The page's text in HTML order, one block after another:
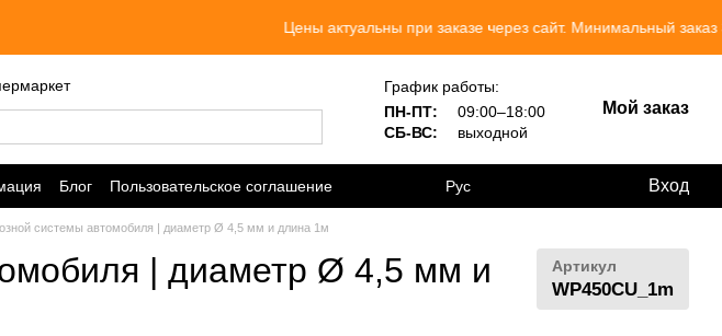
Цены актуальны при заказе через сайт. Минимальный заказ 300
График работы:
ПН-ПТ:
09:00–18:00
СБ-ВС:
выходной
Мой заказ
Блог
Пользовательское соглашение
Рус Вход
системы автомобиля | диаметр Ø 4,5 мм и длина 1м
| диаметр Ø 4,5 мм и
Артикул
WP450CU_1m